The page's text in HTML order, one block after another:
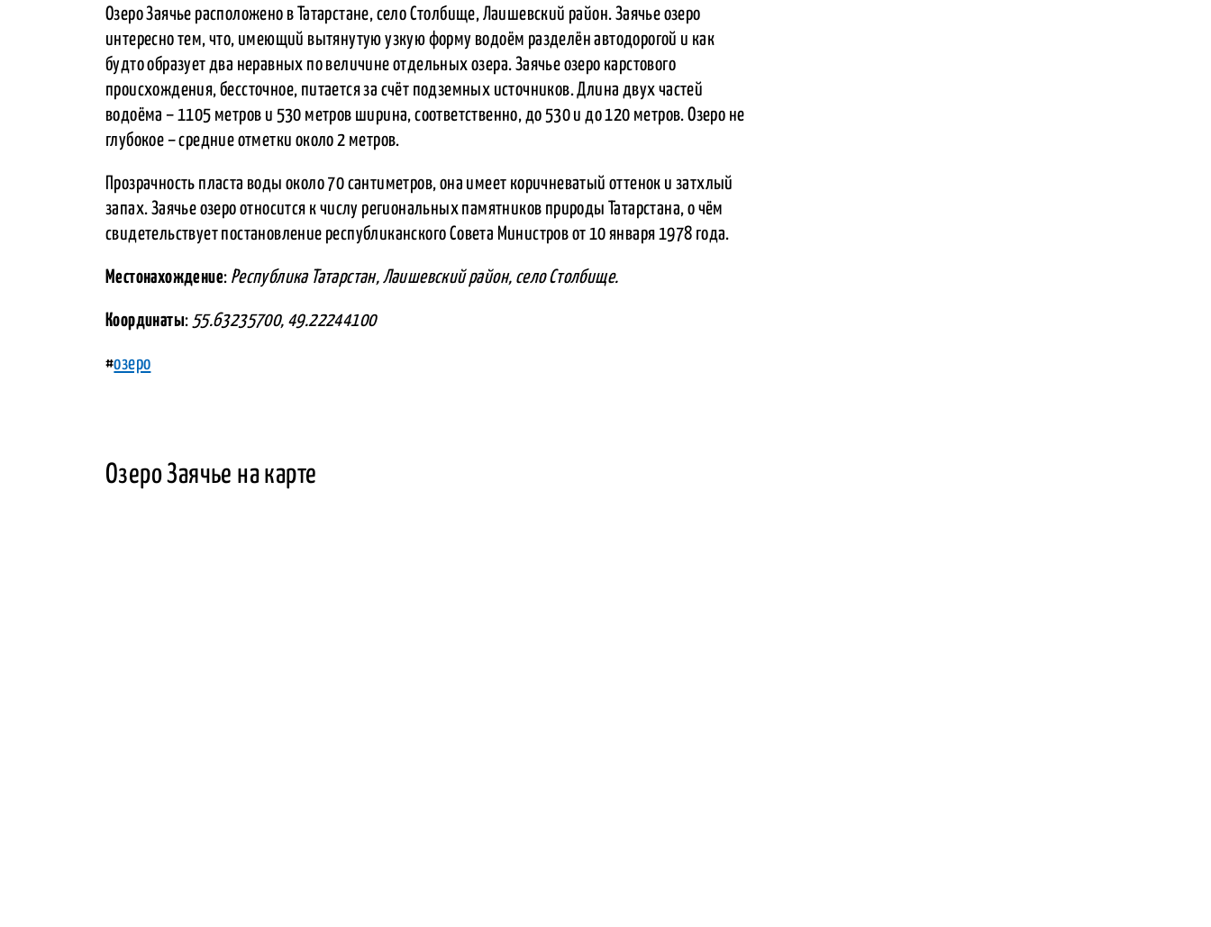
Озеро Заячье расположено в Татарстане, село Столбище, Лаишевский район. Заячье озеро
интересно тем, что, имеющий вытянутую узкую форму водоём разделён автодорогой и как
будто образует два неравных по величине отдельных озера. Заячье озеро карстового
происхождения, бессточное, питается за счёт подземных источников. Длина двух частей
водоёма – 1105 метров и 530 метров ширина, соответственно, до 530 и до 120 метров. Озеро не
глубокое – средние отметки около 2 метров.
Прозрачность пласта воды около 70 сантиметров, она имеет коричневатый оттенок и затхлый
запах. Заячье озеро относится к числу региональных памятников природы Татарстана, о чём
свидетельствует постановление республиканского Совета Министров от 10 января 1978 года.
Местонахождение: Республика Татарстан, Лаишевский район, село Столбище.
Координаты: 55.63235700, 49.22244100
#озеро
Озеро Заячье на карте